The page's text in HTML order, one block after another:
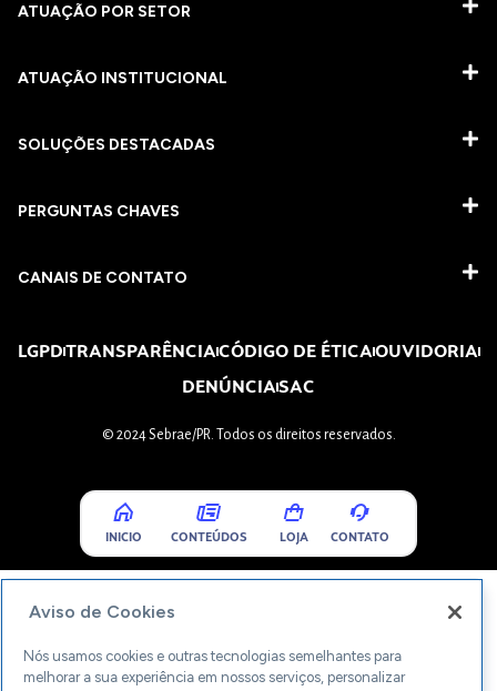
ATUAÇÃO POR SETOR
ATUAÇÃO INSTITUCIONAL
SOLUÇÕES DESTACADAS
PERGUNTAS CHAVES​
CANAIS DE CONTATO
LGPDTRANSPARÊNCIACÓDIGO DE ÉTICAOUVIDORIA
DENÚNCIASAC
© 2024 Sebrae/PR. Todos os direitos reservados.
INICIO CONTEÚDOS LOJA CONTATO
Aviso de Cookies
Nós usamos cookies e outras tecnologias semelhantes para
melhorar a sua experiência em nossos serviços, personalizar